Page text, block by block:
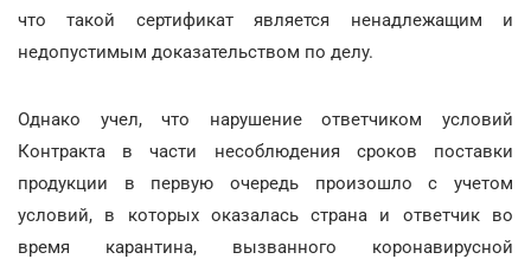
что такой сертификат является ненадлежащим и
недопустимым доказательством по делу.
Однако учел, что нарушение ответчиком условий
Контракта в части несоблюдения сроков поставки
продукции в первую очередь произошло с учетом
условий, в которых оказалась страна и ответчик во
время карантина, вызванного коронавирусной